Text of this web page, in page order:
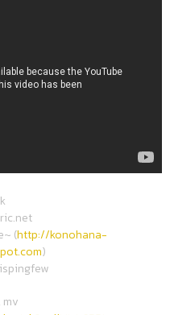
(http://konohana-
)